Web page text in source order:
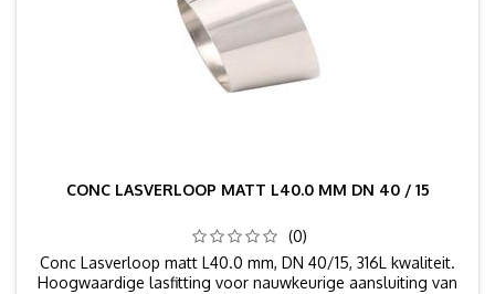
CONC LASVERLOOP MATT L40.0 MM DN 40 / 15
(0)
Conc Lasverloop matt L40.0 mm, DN 40/15, 316L kwaliteit.
Hoogwaardige lasfitting voor nauwkeurige aansluiting van